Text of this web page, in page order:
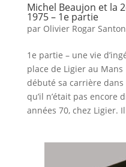
Michel Beaujon et la
1975 – 1e partie
par Olivier Rogar
1e partie – une vie
place de Ligier au
débuté sa carrière
qu’il n’était pas encore
années 70, chez Ligier.